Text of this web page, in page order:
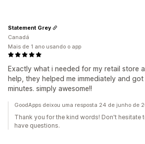
Exactly what i needed for my retail store
help, they helped me immediately and
minutes. simply awesome!!
Statement Grey
Canadá
Mais de 1 ano usando o app
GoodApps deixou uma resposta 24 de junho de
Thank you for the kind words! Don't hesitate
have questions.